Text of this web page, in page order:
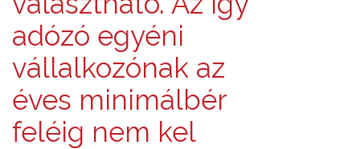
adózó egyéni
vállalkozónak az
éves minimálbér
feléig nem kel